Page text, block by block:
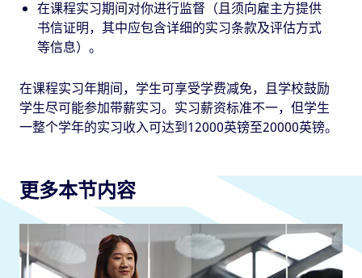
在课程实习期间对你进行监督（且须向雇主方提供
书信证明，其中应包含详细的实习条款及评估方式
等信息）。
在课程实习年期间，学生可享受学费减免，且学校鼓励
学生尽可能参加带薪实习。实习薪资标准不一，但学生
一整个学年的实习收入可达到12000英镑至20000英镑。
更多本节内容